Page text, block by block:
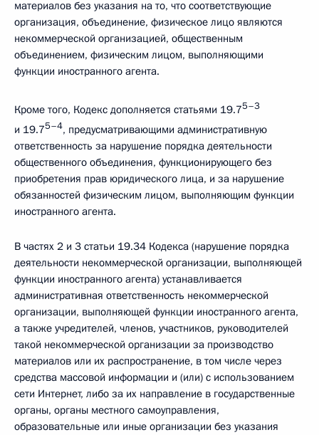
материалов без указания на то, что соответствующие
организация, объединение, физическое лицо являются
некоммерческой организацией, общественным
объединением, физическим лицом, выполняющими
функции иностранного агента.
Кроме того, Кодекс дополняется статьями 19.75–3
и 19.75–4, предусматривающими административную
ответственность за нарушение порядка деятельности
общественного объединения, функционирующего без
приобретения прав юридического лица, и за нарушение
обязанностей физическим лицом, выполняющим функции
иностранного агента.
В частях 2 и 3 статьи 19.34 Кодекса (нарушение порядка
деятельности некоммерческой организации, выполняющей
функции иностранного агента) устанавливается
административная ответственность некоммерческой
организации, выполняющей функции иностранного агента,
а также учредителей, членов, участников, руководителей
такой некоммерческой организации за производство
материалов или их распространение, в том числе через
средства массовой информации и (или) с использованием
сети Интернет, либо за их направление в государственные
органы, органы местного самоуправления,
образовательные или иные организации без указания